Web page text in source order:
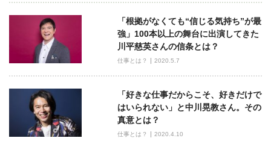
ョ
ン
「根拠がなくても“信じる気持ち”が最
強」100本以上の舞台に出演してきた
川平慈英さんの信条とは？
仕事とは？ 2020.5.7
「好きな仕事だからこそ、好きだけで
はいられない」と中川晃教さん。その
真意とは？
仕事とは？ 2020.4.10